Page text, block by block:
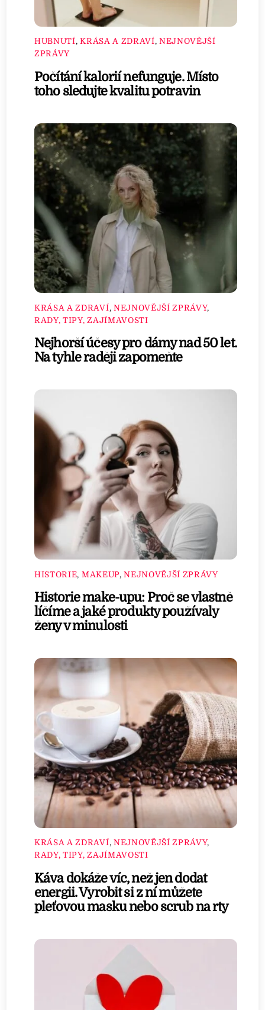
HUBNUTÍ,KRÁSA A ZDRAVÍ, NEJNOVĚJŠÍ
ZPRÁVY
Počítání kalorií nefunguje. Místo
toho sledujte kvalitu potravin
KRÁSA A ZDRAVÍ, NEJNOVĚJŠÍ ZPRÁVY,
RADY, TIPY, ZAJÍMAVOSTI
Nejhorší účesy pro dámy nad 50 let.
Na tyhle raději zapomeňte
HISTORIE, MAKEUP,NEJNOVĚJŠÍ ZPRÁVY
Historie make-upu: Proč se vlastně
líčíme a jaké produkty používaly
ženy v minulosti
KRÁSA A ZDRAVÍ, NEJNOVĚJŠÍ ZPRÁVY,
RADY, TIPY, ZAJÍMAVOSTI
Káva dokáže víc, než jen dodat
energii. Vyrobit si z ní můžete
pleťovou masku nebo scrub na rty